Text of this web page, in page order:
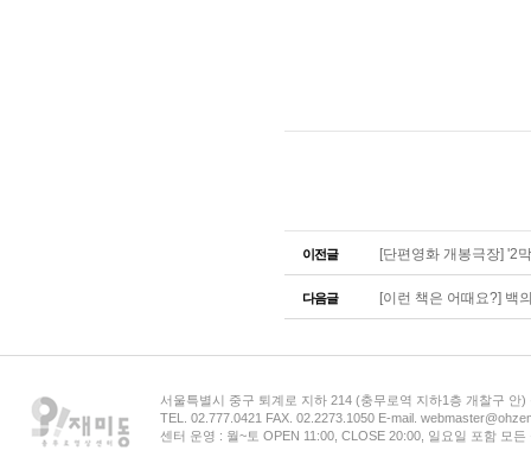
이전글 [단편영화 개봉극장] '2
다음글 [이런 책은 어때요?] 백
서울특별시 중구 퇴계로 지하 214 (충무로역 지하1층 개찰구 안
TEL. 02.777.0421 FAX. 02.2273.1050 E-mail.
센터 운영 : 월~토 OPEN 11:00, CLOSE 20:00, 일요일 포함 모